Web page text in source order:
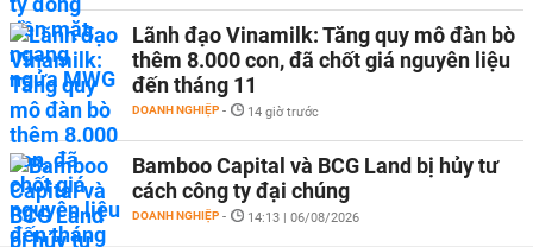
Lãnh đạo Vinamilk: Tăng quy mô đàn bò
thêm 8.000 con, đã chốt giá nguyên liệu
đến tháng 11
DOANH NGHIỆP - 14 giờ trước
Bamboo Capital và BCG Land bị hủy tư
cách công ty đại chúng
DOANH NGHIỆP - 14:13 | 06/08/2026